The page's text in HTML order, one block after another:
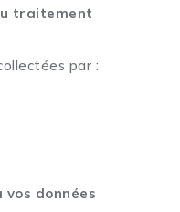
traitement
par :
données